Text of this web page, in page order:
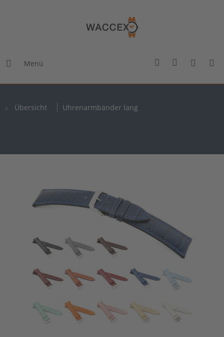
Menü
Übersicht Uhrenarmbänder lang